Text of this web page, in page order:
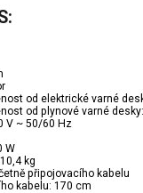
od elektrické varné
od plynové varné
V ~ 50/60 Hz
W
kg
připojovacího kabelu
kabelu: 170 cm